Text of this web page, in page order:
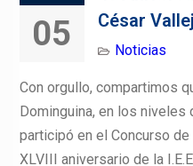
05
César
Noticias
Con orgullo, compartimos
Dominguina, en los niveles
participó en el Concurso
XLVIII aniversario de la